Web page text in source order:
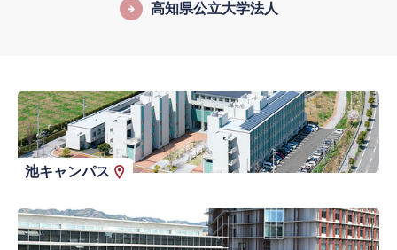
高知県公立大学法人
池キャンパス